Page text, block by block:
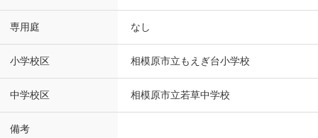
専用庭 なし
小学校区 相模原市立もえぎ台小学校
中学校区 相模原市立若草中学校
備考